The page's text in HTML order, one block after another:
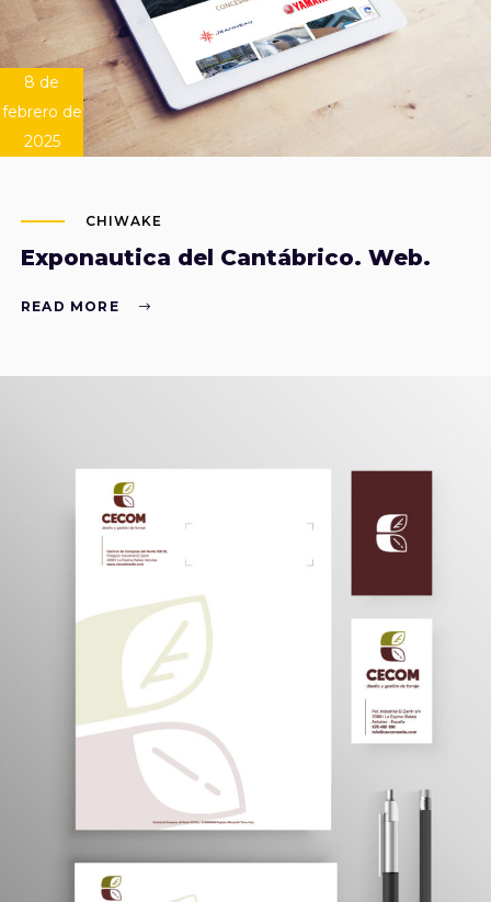
8 de
febrero de
2025
CHIWAKE
Exponautica del Cantábrico. Web.
READ MORE